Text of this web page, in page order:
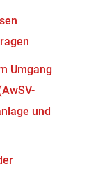
Umgang
und